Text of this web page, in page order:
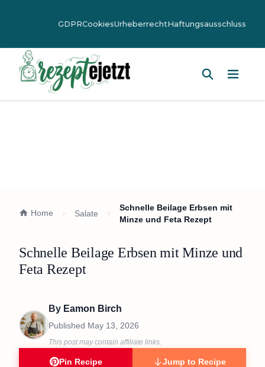
GDPRCookiesUrheberrechtHaftungsausschluss
Home Salate
Schnelle Beilage Erbsen mit
Minze und Feta Rezept
Schnelle Beilage Erbsen mit Minze und
Feta Rezept
By Eamon Birch
Published May 13, 2026
This post may contain affiliate links.
Pin Recipe Jump to Recipe